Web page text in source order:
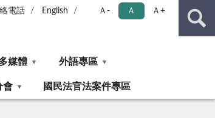
電話 English Ａ- Ａ Ａ+
媒體 外語專區
會 國民法官法案件專區